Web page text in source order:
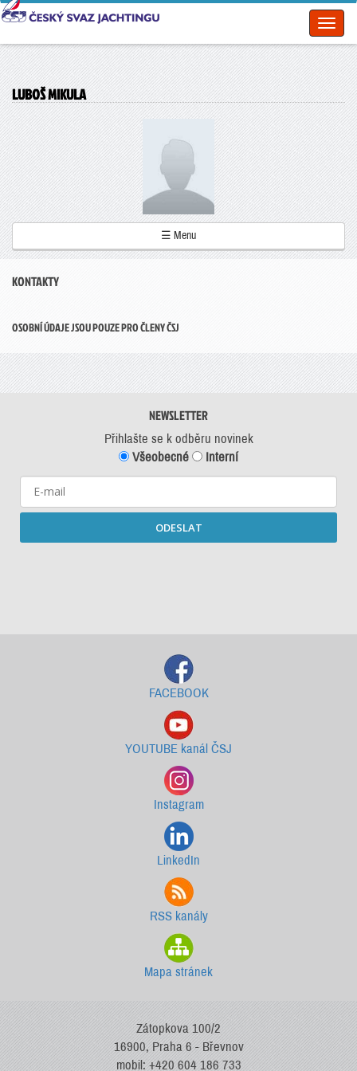
LUBOŠ MIKULA
☰ Menu
KONTAKTY
OSOBNÍ ÚDAJE JSOU POUZE PRO ČLENY ČSJ
NEWSLETTER
Přihlašte se k odběru novinek
Všeobecné
Interní
ODESLAT
FACEBOOK
YOUTUBE kanál ČSJ
Instagram
LinkedIn
RSS kanály
Mapa stránek
Zátopkova 100/2
16900, Praha 6 - Břevnov
mobil: +420 604 186 733